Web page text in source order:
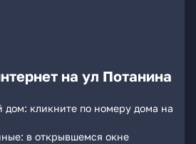
на ул Потанина
дом: кликните по номеру дома на
в открывшемся окне